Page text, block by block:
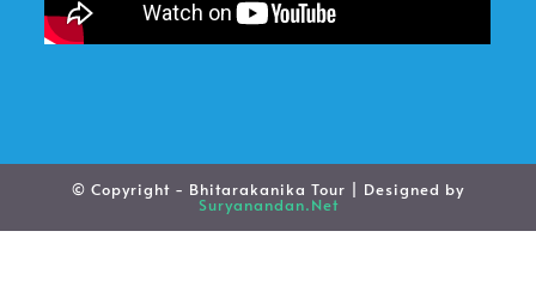
© Copyright - Bhitarakanika Tour | Designed by
Suryanandan.Net